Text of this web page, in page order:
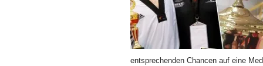
entsprechenden Chancen auf eine